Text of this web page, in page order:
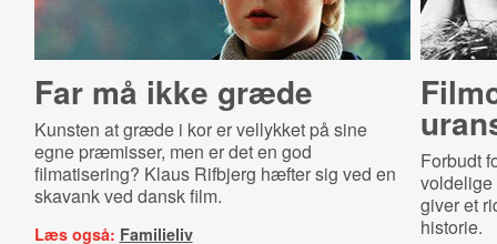
Far må ikke græde
Kunsten at græde i kor er vellykket på sine
egne præmisser, men er det en god
filmatisering? Klaus Rifbjerg hæfter sig ved en
skavank ved dansk film.
Læs også: Familieliv
Forbudt
voldelige
giver et
historie.